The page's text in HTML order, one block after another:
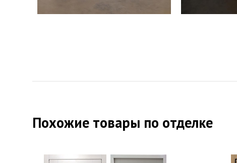
Похожие товары по отделке